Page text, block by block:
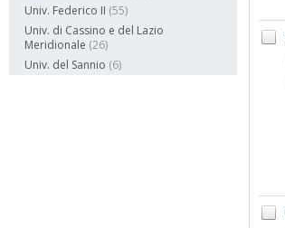
Univ. Federico II (55)
Univ. di Cassino e del Lazio
Meridionale (26)
Univ. del Sannio (6)